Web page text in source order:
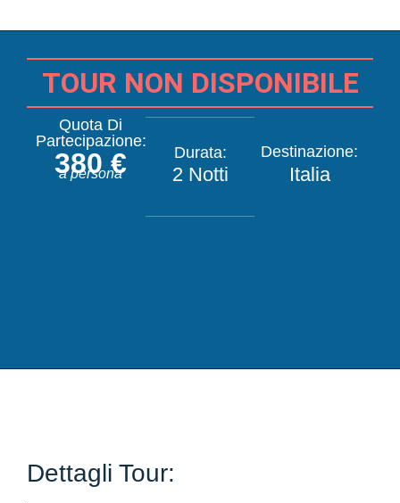
TOUR NON DISPONIBILE
Quota Di
Partecipazione:
380 €
a persona
Durata:
2 Notti
Destinazione:
Italia
Dettagli Tour: